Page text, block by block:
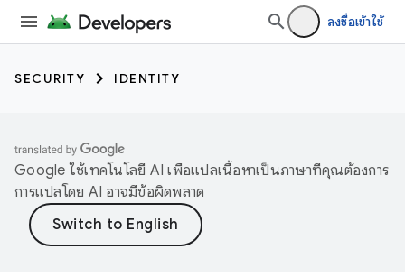
ลงชื่อเข้าใช้
SECURITY IDENTITY
Google ใช้เทคโนโลยี AI เพื่อแปลเนื้อหาเป็นภาษาที่คุณต้องการ
การแปลโดย AI อาจมีข้อผิดพลาด